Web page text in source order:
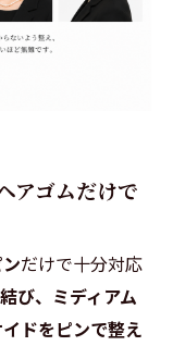
アゴムだけで
だけで十分対応
び、ミディアム
ドをピンで整え